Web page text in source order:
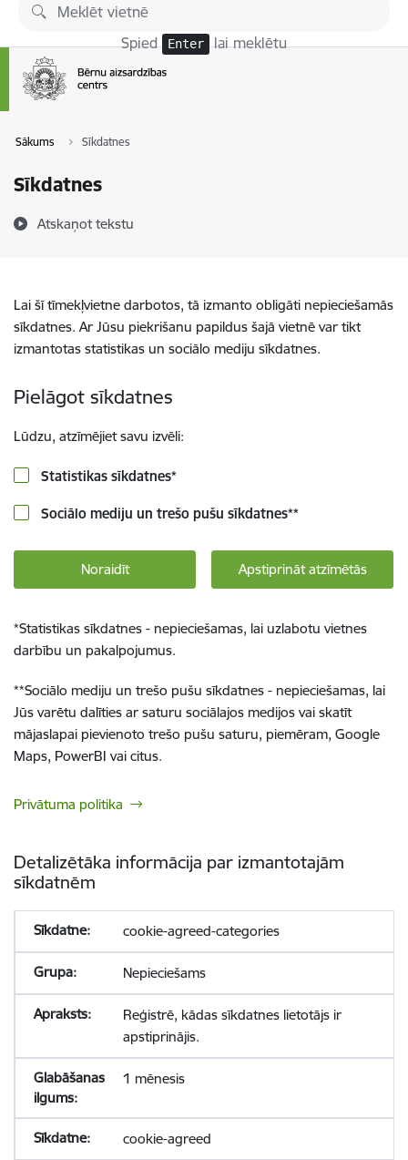
Pāriet uz lapas saturu
Spied Enter lai meklētu
Sākums Sīkdatnes
Sīkdatnes
Atskaņot tekstu
Lai šī tīmekļvietne darbotos, tā izmanto obligāti nepieciešamās
sīkdatnes. Ar Jūsu piekrišanu papildus šajā vietnē var tikt
izmantotas statistikas un sociālo mediju sīkdatnes.
Pielāgot sīkdatnes
Lūdzu, atzīmējiet savu izvēli:
Statistikas sīkdatnes*
Sociālo mediju un trešo pušu sīkdatnes**
Noraidīt Apstiprināt atzīmētās
*Statistikas sīkdatnes - nepieciešamas, lai uzlabotu vietnes
darbību un pakalpojumus.
**Sociālo mediju un trešo pušu sīkdatnes - nepieciešamas, lai
Jūs varētu dalīties ar saturu sociālajos medijos vai skatīt
mājaslapai pievienoto trešo pušu saturu, piemēram, Google
Maps, PowerBI vai citus.
Privātuma politika
Detalizētāka informācija par izmantotajām
sīkdatnēm
cookie-agreed-categories
Nepieciešams
Reģistrē, kādas sīkdatnes lietotājs ir
apstiprinājis.
1 mēnesis
cookie-agreed